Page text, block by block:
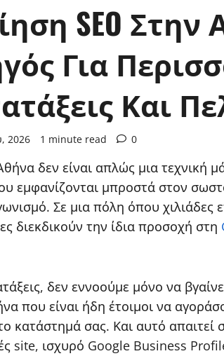
SEO
Για
Και
2026 1 minute read 0
δεν είναι απλώς μια τεχνική
εμφανίζονται μπροστά στον
Σε μια πόλη όπου χιλιάδες
διεκδικούν την ίδια προσοχή στη
δεν εννοούμε μόνο να
που είναι ήδη έτοιμοι να
κατάστημά σας. Και αυτό απαιτεί
site, ισχυρό Google Business